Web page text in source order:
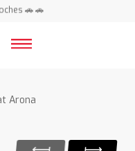
🚗 🚗
Arona